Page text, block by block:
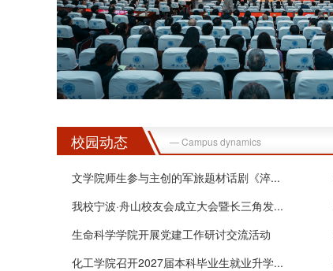
校园动态 — Campus dynamics
文学院师生参与主创的军旅题材话剧《淬...
我校宁波·舟山校友会成立大会暨长三角发...
生命科学学院开展党建工作研讨交流活动
化工学院召开2027届本科毕业生就业升学...